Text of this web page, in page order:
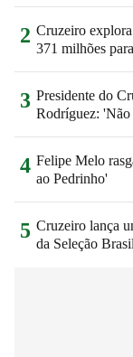
2 Cruzeiro
371 milhões
3 Presidente do
Rodríguez:
4 Felipe Melo
ao Pedrinho'
5 Cruzeiro lança
da Seleção